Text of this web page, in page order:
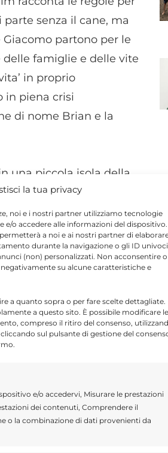
la tua privacy
noi e i nostri partner utilizziamo tecnologie
e/o accedere alle informazioni del
a noi e ai nostri partner di
durante la navigazione o gli ID univoci
(non) personalizzati. Non acconsentire o
su alcune caratteristiche e
a quanto sopra o per fare scelte dettagliate.
a questo sito. È possibile modificare le
compreso il ritiro del consenso,
sul pulsante di gestione del
e/o accedervi, Misurare le prestazioni
dei contenuti, Comprendere il
o la combinazione di dati provenienti da
senza il cane, ma
partono per le
delle famiglie e delle vite
in proprio
in piena crisi
di nome Brian e la
una piccola isola della
stessa casa in affitto. Lo
figli che si
finiscono per ballare
un figlio in fuga. Aldo
sentimenti come nella
Guerra per Agidi Due
anche in Lombardia,
generale
Share